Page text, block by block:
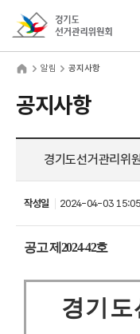
알림 공지사항
공지사항
경기도선거관리위
작성일 2024-04-03 15:05
공고 제 2024-42호
경기도